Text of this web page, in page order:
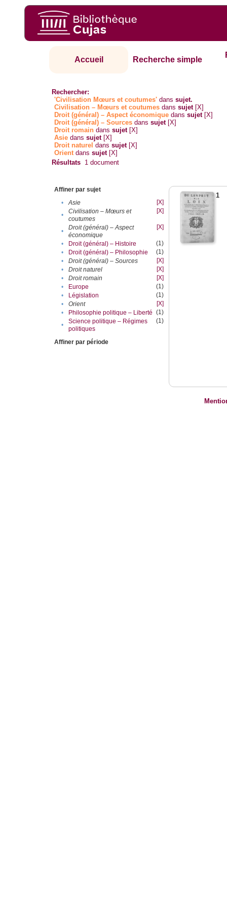
Accueil Recherche simple
Rechercher:
'Civilisation Mœurs et coutumes' danssujet.
Civilisation – Mœurs et coutumes danssujet [X]
Droit (général) – Aspect économique danssujet [X]
Droit (général) – Sources danssujet [X]
Droit romain danssujet [X]
Asie danssujet [X]
Droit naturel danssujet [X]
Orientdanssujet [X]
Résultats 1 document
Affiner par sujet
•
Asie
[X]
•
Civilisation – Mœurs et
coutumes
[X]
•
Droit (général) – Aspect
économique
[X]
• Droit (général) – Histoire
(1)
•
Droit (général) – Philosophie
(1)
•
Droit (général) – Sources
[X]
•
Droit naturel
[X]
•
Droit romain
[X]
•
Europe
(1)
•
Législation
(1)
•
Orient
[X]
•
Philosophie politique – Liberté (1)
•
Science politique – Régimes
politiques
(1)
Affiner par période
1